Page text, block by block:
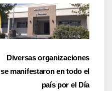
Diversas organizaciones
se manifestaron en todo el
país por el Día